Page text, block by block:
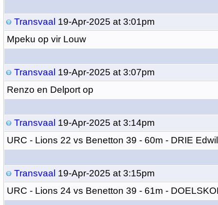
Transvaal 19-Apr-2025 at 3:01pm
Mpeku op vir Louw
Transvaal 19-Apr-2025 at 3:07pm
Renzo en Delport op
Transvaal 19-Apr-2025 at 3:14pm
URC - Lions 22 vs Benetton 39 - 60m - DRIE
Transvaal 19-Apr-2025 at 3:15pm
URC - Lions 24 vs Benetton 39 - 61m -